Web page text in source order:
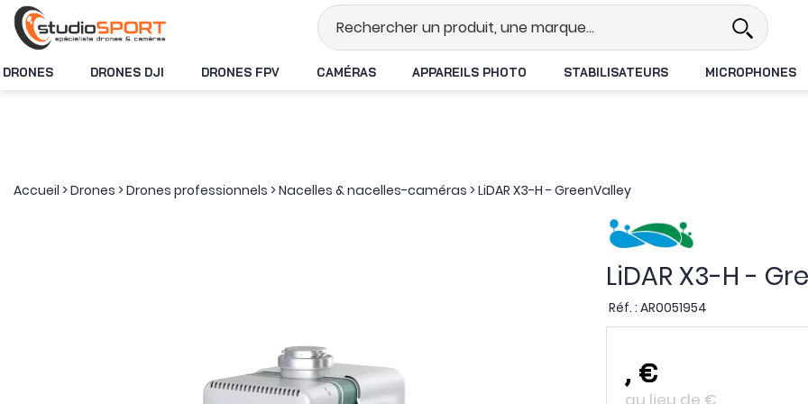
Stock en temps réel
DRONES DRONES DJI DRONES FPV CAMÉRAS APPAREILS PHOTO STABILISATEURS MICROPHONES
Accueil >Drones >Drones professionnels >Nacelles & nacelles-caméras >LiDAR X3-H - GreenValley
LiDAR X3-H -
Réf. : AR0051954
, €
au lieu de €